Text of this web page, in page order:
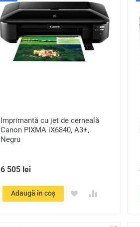
Imprimantă cu jet de cerneală
Canon PIXMA iX6840, A3+,
Negru
6 505 lei
Adaugă în coș